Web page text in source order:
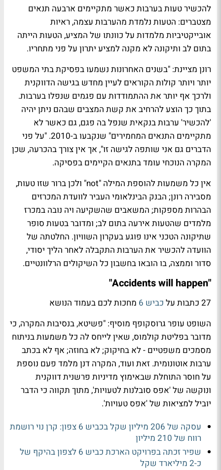
להכשיר טעות בערבות כאשר מתקיימים ארבעה תנאים
מצטברים: הטעות נלמדת מהערבות עצמה, ראיות
אובייקטיביות מלמדות על כוונתו של המציע, הטעות הייתה
בתום לב ותיקונה לא מקנה למציע יתרון על פני מתחריו.
רונן מציינת: "בשנים האחרונות נשמעו בפסיקת בתי המשפט
יותר ויותר קולות הקוראים לעיין מחדש בגישה הדווקנית
ולרכך אף יותר את ההתמודדות עם פגמים שנפלו בערבות.
בתוך כך הוצע להרחיב את קשת המצבים שבהם ניתן יהיה
'להכשיר' ערבות בנקאית שנפל בה פגם, גם כאשר לא
מתקיימים התנאים המחמירים" שנקבעו ב-2010. "
על פני
הדברים גם אני שותפה לגישה זו", אך אין צורך בהכרעה, שכן
המקרה הנוכחי עומד בתנאים הקיימים בפסיקה.
אין כל משמעות להוספת המילה "not" ולכן ברור שזו טעות,
מסבירה רונן; הבנק הבינלאומי העביר לוועדת המכרזים
הבהרות מספקות; המשאבים שהשקיעה ויה נובה במכרז
מלמדים שהטעות אירעה בתום לב; ומדובר בטעות סופר
שתיקונה הטכני אינו פוגע בעקרון השוויון. החלטתה של
הוועדה להכשיר את הערבות התקבלה לאחר הליך יסודי,
סדור וממצה, בו הובאו בחשבון כל השיקולים הרלוונטיים.
"Accidents will happen"
27 כתבות על כביש 6
מחכות לכם בעמוד הנושא
השופט עופר גרוסקופף מוסיף: "פשיטא, בנסיבות המקרה, כי
מדובר בפליטת קולמוס, שאין לייחס לה כל משמעות בניתוח
מסמכים משפטיים - לא בחיקוק; לא בחוזה; אף לא בכתב
ערבות אוטונומית. זאת ועוד, המקרה דנן מלמד פעם נוספת
על חוסר התוחלת שבאימוץ מדיניות פרשנית דווקנית
ונוקשה של 'אפס סובלנות לטעויות', מתוך תקווה כי הדבר
יוביל למציאות של 'אפס טעויות'.
עסקה של 206 מיליון שקל בכביש 6 צפון: קרן נוי רושמת
רווח של 210 מיליון
שפיר זכתה בפרויקט הארכת כביש 6 לצפון בהיקף של
כ-2 מיליארד שקל